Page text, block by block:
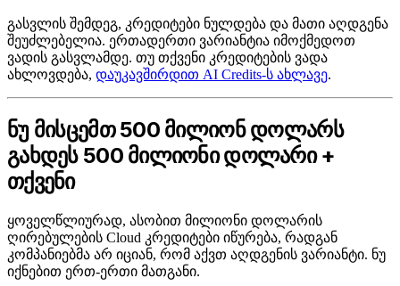
გასვლის შემდეგ, კრედიტები ნულდება და მათი აღდგენა
შეუძლებელია. ერთადერთი ვარიანტია იმოქმედოთ
ვადის გასვლამდე. თუ თქვენი კრედიტების ვადა
ახლოვდება, დაუკავშირდით AI Credits-ს ახლავე.
ნუ მისცემთ 500 მილიონ დოლარს
გახდეს 500 მილიონი დოლარი +
თქვენი
ყოველწლიურად, ასობით მილიონი დოლარის
ღირებულების Cloud კრედიტები იწურება, რადგან
კომპანიებმა არ იციან, რომ აქვთ აღდგენის ვარიანტი. ნუ
იქნებით ერთ-ერთი მათგანი.